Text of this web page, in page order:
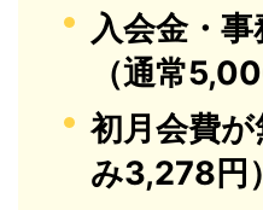
入会金・
（通常
初月会費
み3,278円）